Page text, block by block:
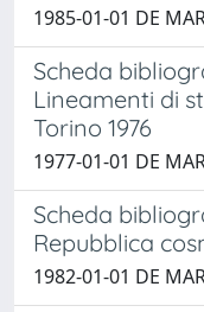
1985-01-01 DE
Scheda
Lineamenti di
Torino 1976
1977-01-01 DE
Scheda
Repubblica
1982-01-01 DE